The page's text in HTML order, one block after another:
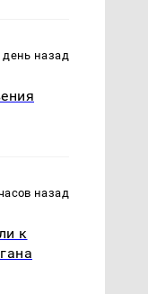
день назад
назад
к